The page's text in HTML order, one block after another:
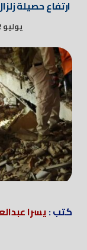
ارتفاع حصيلة زلزال فنزويلا..
يوليو 2, 2026
كتب :يسرا